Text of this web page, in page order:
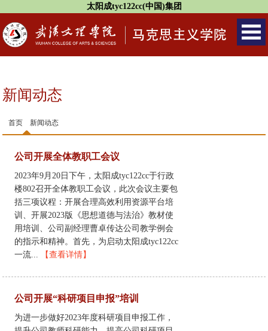
太阳成tyc122cc(中国)集团
新闻动态
首页 新闻动态
公司开展全体教职工会议
2023年9月20日下午，太阳成tyc122cc于行政
楼802召开全体教职工会议，此次会议主要包
括三项议程：开展合理高效利用资源平台培
训、开展2023版《思想道德与法治》教材使
用培训、公司副经理曹卓传达公司教学例会
的指示和精神。首先，为启动太阳成tyc122cc
一流...
【查看详情】
公司开展“科研项目申报”培训
为进一步做好2023年度科研项目申报工作，